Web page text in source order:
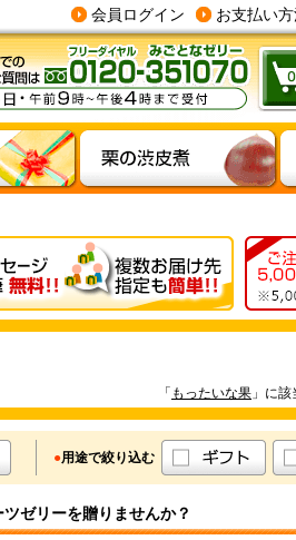
お支払い
会員ログイン
「 もったいな果 」に
●用途で絞り込む
ゼリーを贈りませんか？